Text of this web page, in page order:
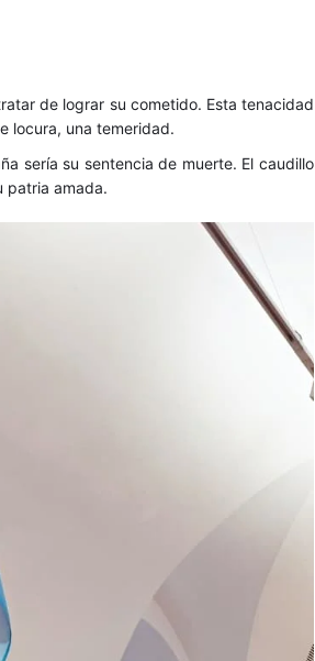
de lograr su cometido. Esta tenacidad
locura, una temeridad.
sería su sentencia de muerte. El caudillo
patria amada.